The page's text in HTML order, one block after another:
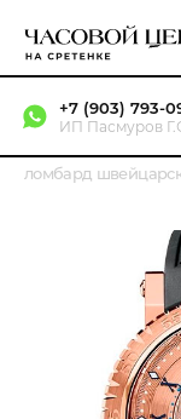
+7 (903) 793-
ИП Пасмуров
ломбард